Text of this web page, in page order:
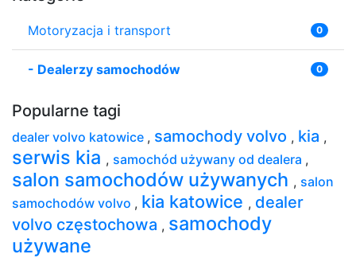
Motoryzacja i transport 0
- Dealerzy samochodów 0
Popularne tagi
dealer volvo katowice , samochody volvo , kia ,
serwis kia , samochód używany od dealera ,
salon samochodów używanych , salon
samochodów volvo , kia katowice , dealer
volvo częstochowa , samochody
używane